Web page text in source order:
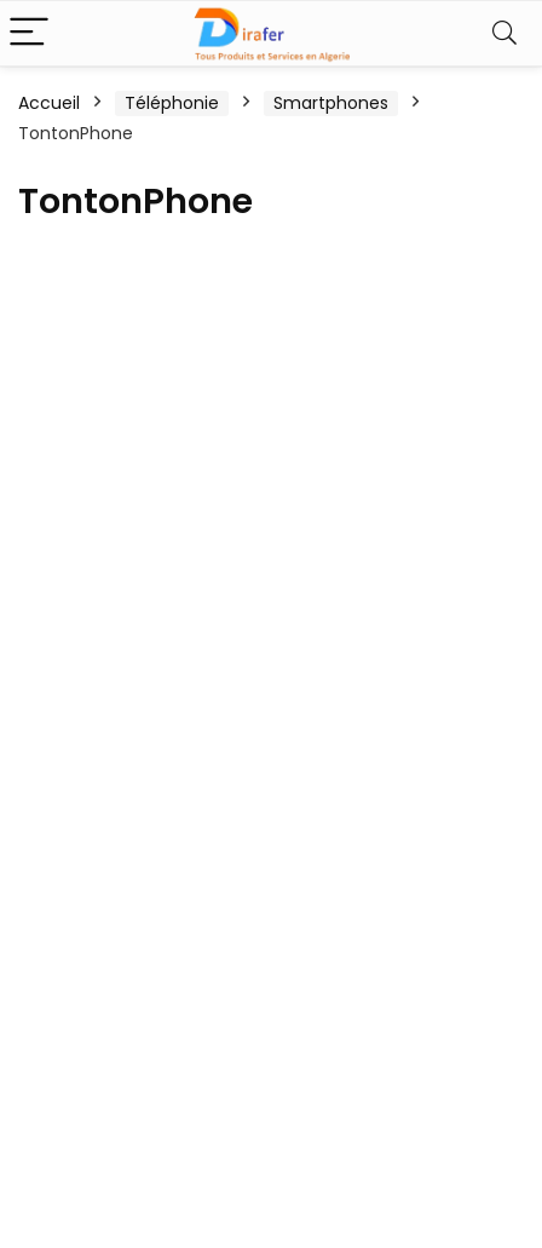
Accueil Téléphonie
Smartphones
TontonPhone
TontonPhone